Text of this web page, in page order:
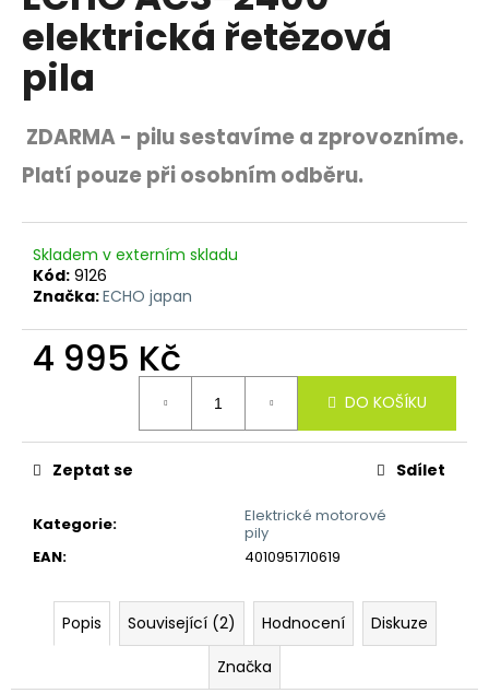
z
5
hvězdiček.
elektrická řetězová
pila
ZDARMA - pilu sestavíme a zprovozníme.
Platí pouze při osobním odběru.
Skladem v externím skladu
Kód: 9126
Značka:ECHO japan
4 995 Kč
DO KOŠÍKU
Kategorie:
Elektrické motorové
pily
EAN: 4010951710619
Zeptat se Sdílet
Popis Související (2) Hodnocení
Diskuze
Značka
a
j
t
?
HLEDAT
o
r
u
u
e